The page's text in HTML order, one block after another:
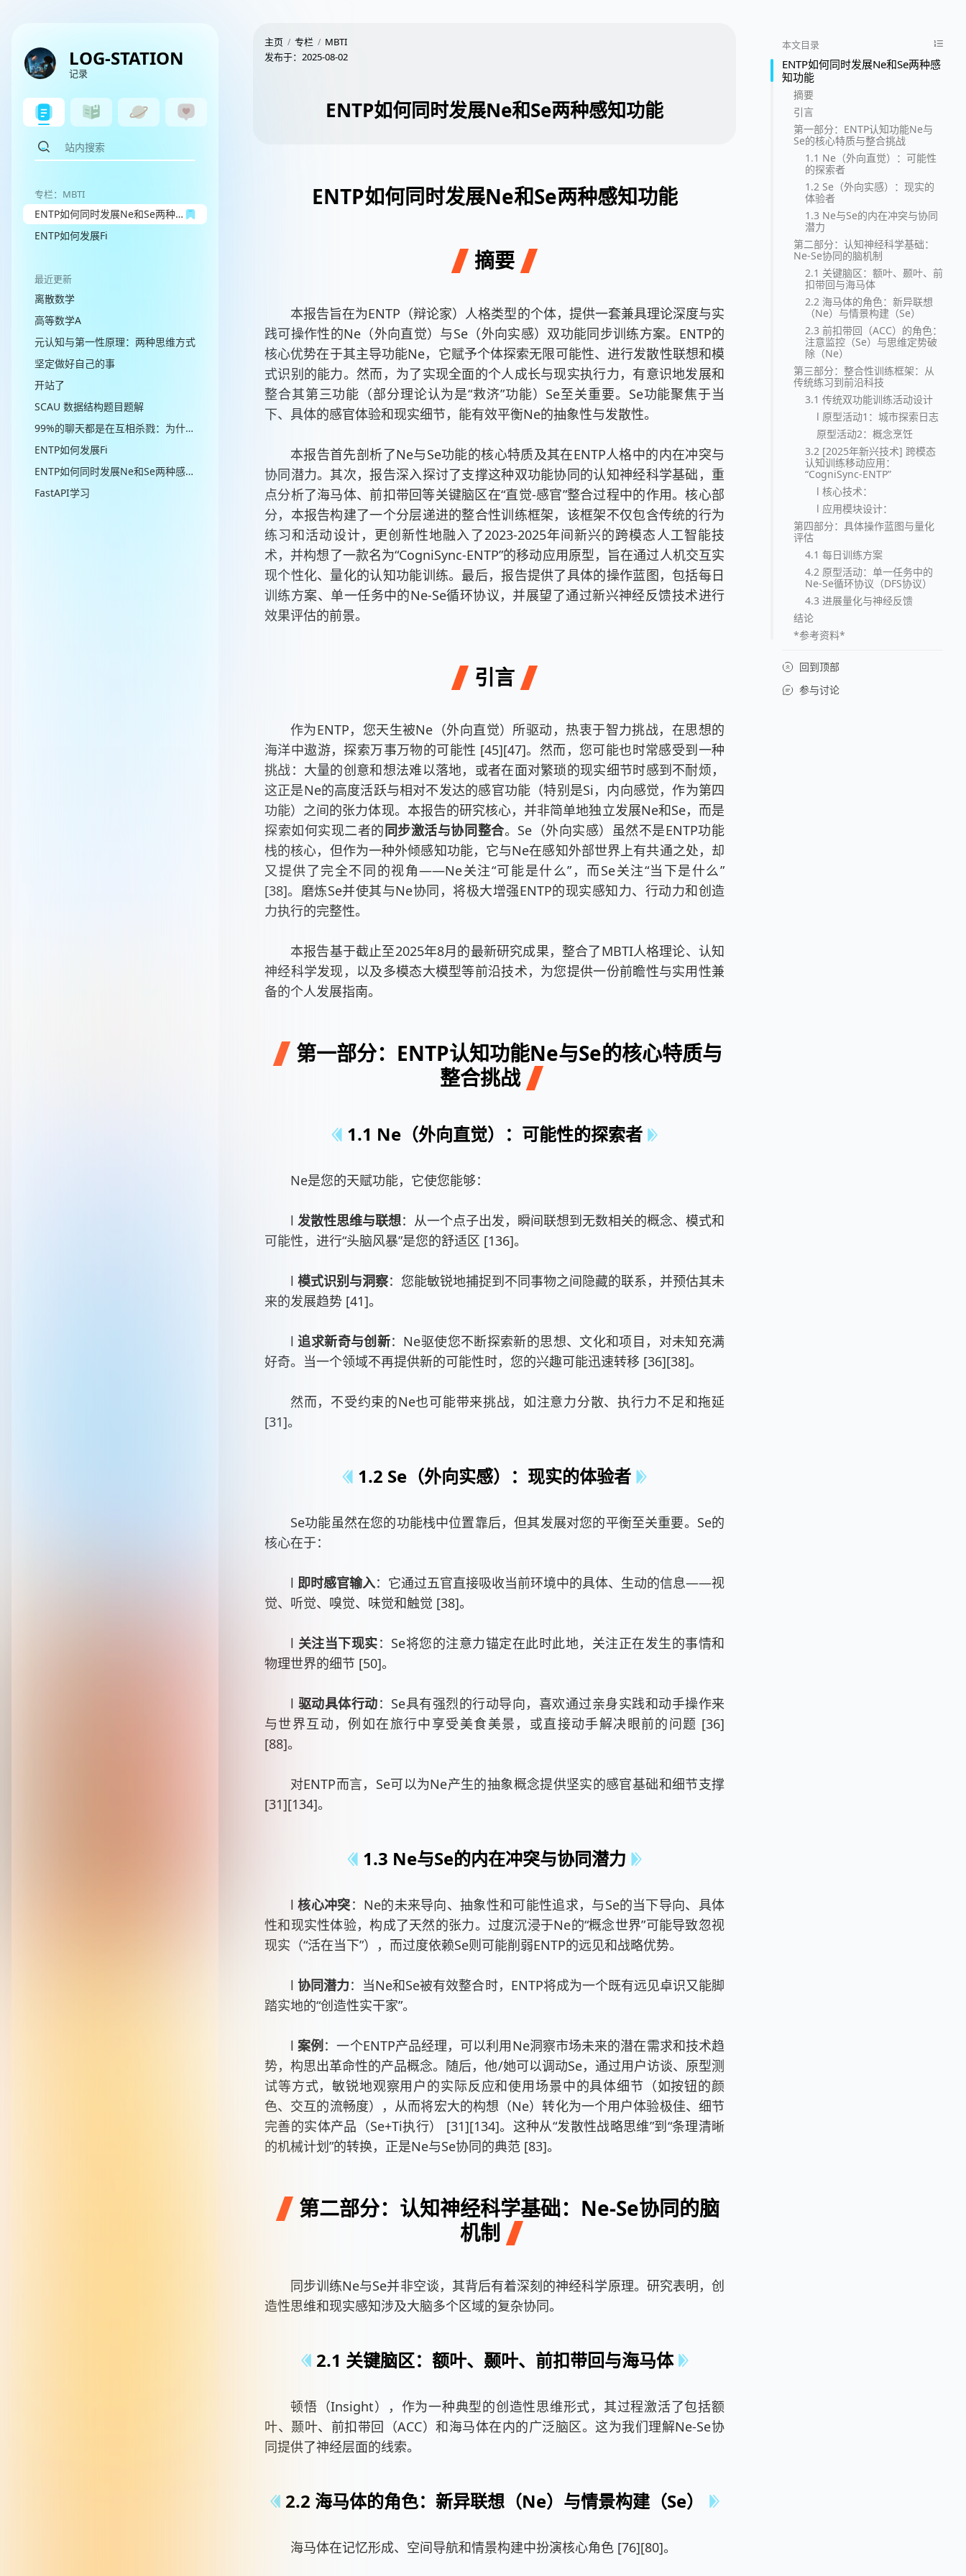
LOG-STATION
记录
专栏：MBTI
ENTP如何同时发展Ne和Se两种感知功能
ENTP如何发展Fi
最近更新
离散数学
高等数学A
元认知与第一性原理：两种思维方式
坚定做好自己的事
开站了
SCAU 数据结构题目题解
99%的聊天都是在互相杀戮：为什么高情商的人从不讲道理？
ENTP如何发展Fi
ENTP如何同时发展Ne和Se两种感知功能
FastAPI学习
主页 专栏
MBTI
发布于： 2025-08-02
ENTP如何同时发展Ne和Se两种感知功能
ENTP如何同时发展Ne和Se两种感知功能
摘要
本报告旨在为ENTP（辩论家）人格类型的个体，提供一套兼具理论深度与实
践可操作性的Ne（外向直觉）与Se（外向实感）双功能同步训练方案。ENTP的
核心优势在于其主导功能Ne，它赋予个体探索无限可能性、进行发散性联想和模
式识别的能力。然而，为了实现全面的个人成长与现实执行力，有意识地发展和
整合其第三功能（部分理论认为是“救济”功能）Se至关重要。Se功能聚焦于当
下、具体的感官体验和现实细节，能有效平衡Ne的抽象性与发散性。
本报告首先剖析了Ne与Se功能的核心特质及其在ENTP人格中的内在冲突与
协同潜力。其次，报告深入探讨了支撑这种双功能协同的认知神经科学基础，重
点分析了海马体、前扣带回等关键脑区在“直觉-感官”整合过程中的作用。核心部
分，本报告构建了一个分层递进的整合性训练框架，该框架不仅包含传统的行为
练习和活动设计，更创新性地融入了2023-2025年间新兴的跨模态人工智能技
术，并构想了一款名为“CogniSync-ENTP”的移动应用原型，旨在通过人机交互实
现个性化、量化的认知功能训练。最后，报告提供了具体的操作蓝图，包括每日
训练方案、单一任务中的Ne-Se循环协议，并展望了通过新兴神经反馈技术进行
效果评估的前景。
引言
作为ENTP，您天生被Ne（外向直觉）所驱动，热衷于智力挑战，在思想的
海洋中遨游，探索万事万物的可能性 [45][47]。然而，您可能也时常感受到一种
挑战：大量的创意和想法难以落地，或者在面对繁琐的现实细节时感到不耐烦，
这正是Ne的高度活跃与相对不发达的感官功能（特别是Si，内向感觉，作为第四
功能）之间的张力体现。本报告的研究核心，并非简单地独立发展Ne和Se，而是
探索如何实现二者的同步激活与协同整合。Se（外向实感）虽然不是ENTP功能
栈的核心，但作为一种外倾感知功能，它与Ne在感知外部世界上有共通之处，却
又提供了完全不同的视角——Ne关注“可能是什么”，而Se关注“当下是什么”
[38]。磨炼Se并使其与Ne协同，将极大增强ENTP的现实感知力、行动力和创造
力执行的完整性。
本报告基于截止至2025年8月的最新研究成果，整合了MBTI人格理论、认知
神经科学发现，以及多模态大模型等前沿技术，为您提供一份前瞻性与实用性兼
备的个人发展指南。
第一部分：ENTP认知功能Ne与Se的核心特质与
整合挑战
1.1 Ne（外向直觉）：可能性的探索者
Ne是您的天赋功能，它使您能够：
l 发散性思维与联想：从一个点子出发，瞬间联想到无数相关的概念、模式和
可能性，进行“头脑风暴”是您的舒适区 [136]。
l 模式识别与洞察：您能敏锐地捕捉到不同事物之间隐藏的联系，并预估其未
来的发展趋势 [41]。
l追求新奇与创新：Ne驱使您不断探索新的思想、文化和项目，对未知充满
好奇。当一个领域不再提供新的可能性时，您的兴趣可能迅速转移 [36][38]。
然而，不受约束的Ne也可能带来挑战，如注意力分散、执行力不足和拖延
[31]。
1.2 Se（外向实感）：现实的体验者
Se功能虽然在您的功能栈中位置靠后，但其发展对您的平衡至关重要。Se的
核心在于：
l 即时感官输入：它通过五官直接吸收当前环境中的具体、生动的信息——视
觉、听觉、嗅觉、味觉和触觉 [38]。
l 关注当下现实：Se将您的注意力锚定在此时此地，关注正在发生的事情和
物理世界的细节 [50]。
l 驱动具体行动：Se具有强烈的行动导向，喜欢通过亲身实践和动手操作来
与世界互动，例如在旅行中享受美食美景，或直接动手解决眼前的问题 [36]
[88]。
对ENTP而言，Se可以为Ne产生的抽象概念提供坚实的感官基础和细节支撑
[31][134]。
1.3 Ne与Se的内在冲突与协同潜力
l核心冲突：Ne的未来导向、抽象性和可能性追求，与Se的当下导向、具体
性和现实性体验，构成了天然的张力。过度沉浸于Ne的“概念世界”可能导致忽视
现实（“活在当下”），而过度依赖Se则可能削弱ENTP的远见和战略优势。
l协同潜力：当Ne和Se被有效整合时，ENTP将成为一个既有远见卓识又能脚
踏实地的“创造性实干家”。
l案例 ：一个ENTP产品经理，可以利用Ne洞察市场未来的潜在需求和技术趋
势，构思出革命性的产品概念。随后，他/她可以调动Se，通过用户访谈、原型测
试等方式，敏锐地观察用户的实际反应和使用场景中的具体细节（如按钮的颜
色、交互的流畅度），从而将宏大的构想（Ne）转化为一个用户体验极佳、细节
完善的实体产品（Se+Ti执行） [31][134]。这种从“发散性战略思维”到“条理清晰
的机械计划”的转换，正是Ne与Se协同的典范 [83]。
第二部分：认知神经科学基础：Ne-Se协同的脑
机制
同步训练Ne与Se并非空谈，其背后有着深刻的神经科学原理。研究表明，创
造性思维和现实感知涉及大脑多个区域的复杂协同。
2.1 关键脑区：额叶、颞叶、前扣带回与海马体
顿悟（Insight），作为一种典型的创造性思维形式，其过程激活了包括额
叶、颞叶、前扣带回（ACC）和海马体在内的广泛脑区。这为我们理解Ne-Se协
同提供了神经层面的线索。
2.2 海马体的角色：新异联想（Ne）与情景构建（Se）
海马体在记忆形成、空间导航和情景构建中扮演核心角色 [76][80]。
本文目录
ENTP如何同时发展Ne和Se两种感
知功能
摘要
引言
第一部分：ENTP认知功能Ne与
Se的核心特质与整合挑战
1.1 Ne（外向直觉）：可能性
的探索者
1.2 Se（外向实感）：现实的
体验者
1.3 Ne与Se的内在冲突与协同
潜力
第二部分：认知神经科学基础：
Ne-Se协同的脑机制
2.1 关键脑区：额叶、颞叶、前
扣带回与海马体
2.2 海马体的角色：新异联想
（Ne）与情景构建（Se）
2.3 前扣带回（ACC）的角色：
注意监控（Se）与思维定势破
除（Ne）
第三部分：整合性训练框架：从
传统练习到前沿科技
3.1 传统双功能训练活动设计
l 原型活动1：城市探索日志
原型活动2：概念烹饪
3.2 [2025年新兴技术] 跨模态
认知训练移动应用：
“CogniSync-ENTP”
l 核心技术：
l 应用模块设计：
第四部分：具体操作蓝图与量化
评估
4.1 每日训练方案
4.2 原型活动：单一任务中的
Ne-Se循环协议（DFS协议）
4.3 进展量化与神经反馈
结论
*参考资料*
回到顶部
参与讨论